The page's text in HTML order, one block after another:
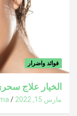
فوائد واضرار
الخيار علاج
مارس 15, 2022